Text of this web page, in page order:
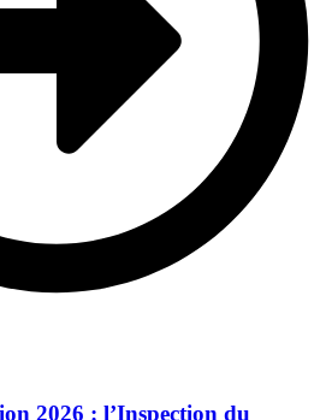
2026 : l’Inspection du